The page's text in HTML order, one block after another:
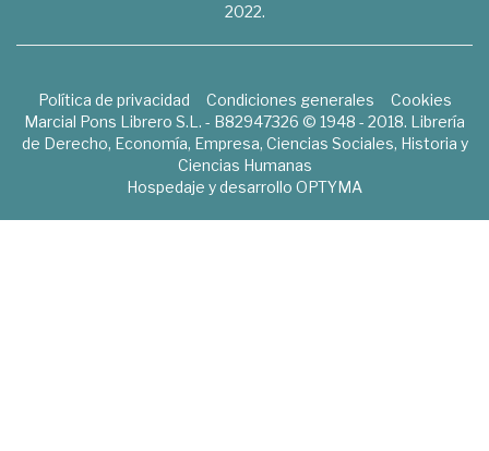
2022.
Política de privacidad Condiciones generales
Cookies
Marcial Pons Librero S.L. - B82947326 © 1948 - 2018. Librería
de Derecho, Economía, Empresa, Ciencias Sociales, Historia y
Ciencias Humanas
Hospedaje y desarrollo OPTYMA